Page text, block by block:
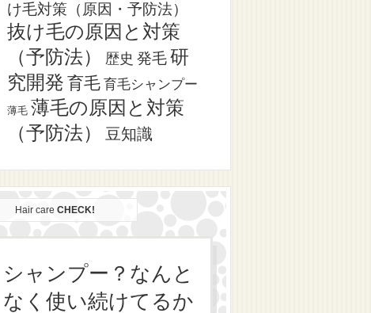
け毛対策（原因・予防法）
抜け毛の原因と対策
（予防法）
歴史 発毛研
究開発 育毛 育毛シャンプー
薄毛 薄毛の原因と対策
（予防法）
豆知識
Hair care CHECK!
シャンプー？なんと
なく使い続けてるか